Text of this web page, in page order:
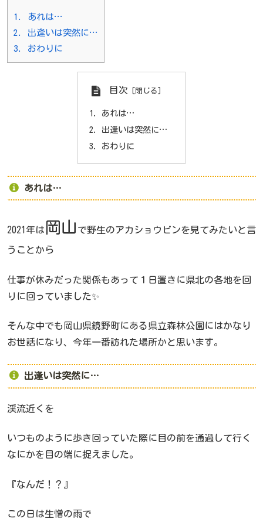
1.
あれは…
2.
出逢いは突然に…
3.
おわりに
目次
あれは…
出逢いは突然に…
おわりに
あれは…
2021年は岡山 で野生のアカショウビンを見てみたいと言
うことから
仕事が休みだった関係もあって１日置きに県北の各地を回
りに回っていました✨
そんな中でも岡山県鏡野町にある県立森林公園にはかなり
お世話になり、今年一番訪れた場所かと思います。
出逢いは突然に…
渓流近くを
いつものように歩き回っていた際に目の前を通過して行く
なにかを目の端に捉えました。
『なんだ！？』
この日は生憎の雨で